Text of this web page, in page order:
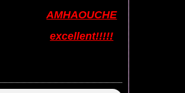
AMHAOUCHE
excellent!!!!!